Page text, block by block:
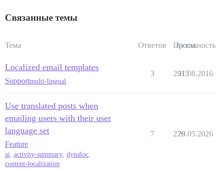
Связанные темы
Тема Ответов Просм.
Активность
Localized email templates
Supportmulti-lingual
3 2915
31.08.2016
Use translated posts when
emailing users with their user
language set
Feature
ai, activity-summary, dynaloc,
content-localization
7 276
29.05.2026